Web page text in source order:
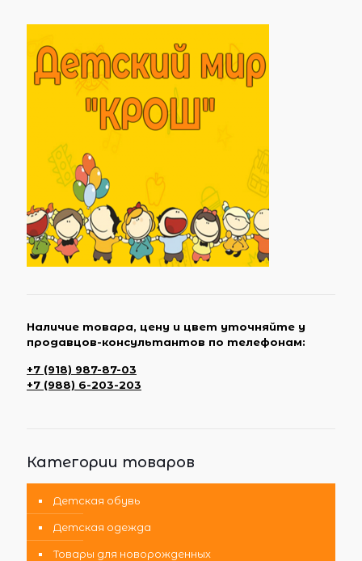
Наличие товара, цену и цвет уточняйте у
продавцов-консультантов по телефонам:
+7 (918) 987-87-03
+7 (988) 6-203-203
Категории товаров
Детская обувь
Детская одежда
Товары для новорожденных